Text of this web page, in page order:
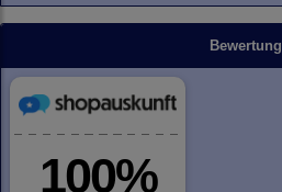
Bewertung